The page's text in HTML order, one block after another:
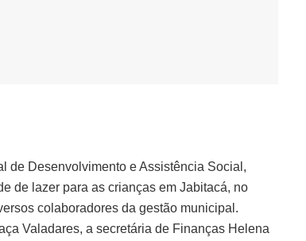
de Desenvolvimento e Assistência Social,
de lazer para as crianças em Jabitacá, no
colaboradores da gestão municipal.
Valadares, a secretária de Finanças Helena